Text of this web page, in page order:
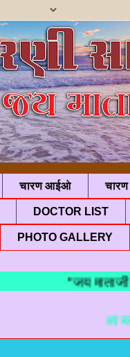
चारण आईओ चारण
DOCTOR LIST
PHOTO GALLERY
"जय माताजी
आ ब्लोगमां